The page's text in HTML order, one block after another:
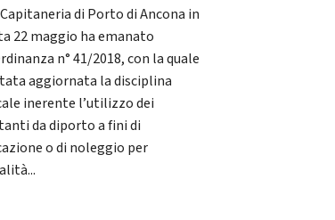
di Porto di Ancona in
22 maggio ha emanato
n° 41/2018, con la quale
aggiornata la disciplina
inerente l’utilizzo dei
da diporto a fini di
o di noleggio per